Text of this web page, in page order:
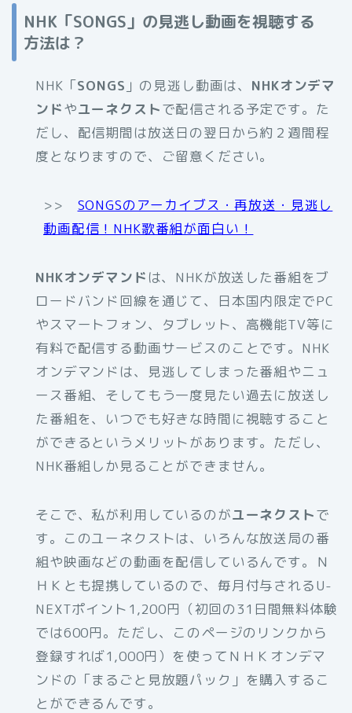
NHK「SONGS」の見逃し動画を視聴する
方法は？
NHK「SONGS 」の見逃し動画は、 NHKオンデマ
ンドやユーネクストで配信される予定です。た
だし、配信期間は放送日の翌日から約２週間程
度となりますので、ご留意ください。
>> SONGSのアーカイブス・再放送・見逃し
動画配信！NHK歌番組が面白い！
NHKオンデマンド は、NHKが放送した番組をブ
ロードバンド回線を通じて、日本国内限定でPC
やスマートフォン、タブレット、高機能TV等に
有料で配信する動画サービスのことです。NHK
オンデマンドは、見逃してしまった番組やニュ
ース番組、そしてもう一度見たい過去に放送し
た番組を、いつでも好きな時間に視聴すること
ができるというメリットがあります。ただし、
NHK番組しか見ることができません。
そこで、私が利用しているのがユーネクストで
す。このユーネクストは、いろんな放送局の番
組や映画などの動画を配信しているんです。Ｎ
ＨＫとも提携しているので、毎月付与されるU-
NEXTポイント1,200円（初回の31日間無料体験
では600円。ただし、このページのリンクから
登録すれば1,000円）を使ってＮＨＫオンデマ
ンドの「まるごと見放題パック」を購入するこ
とができるんです。